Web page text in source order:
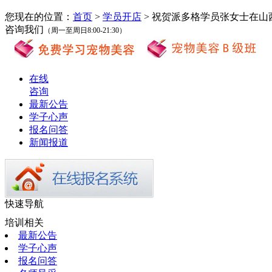
您现在的位置： 首页 > 学员开店 > 祝贺派多格学员张女士在山
咨询我们 （周一至周日8:00-21:30）
在线
咨询
最新公告
学子心声
报名问答
新闻报道
快速导航
培训相关
最新公告
学子心声
报名问答